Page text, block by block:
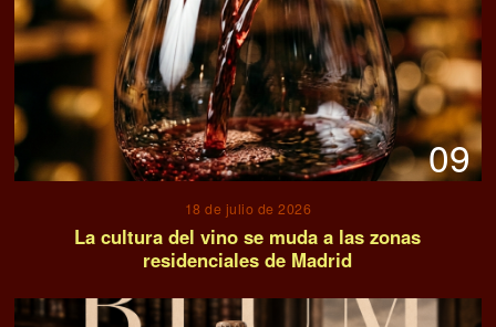
09
18 de julio de 2026
La cultura del vino se muda a las zonas
residenciales de Madrid